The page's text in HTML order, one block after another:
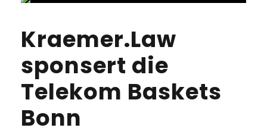
Kraemer.Law
sponsert die
Telekom Baskets
Bonn